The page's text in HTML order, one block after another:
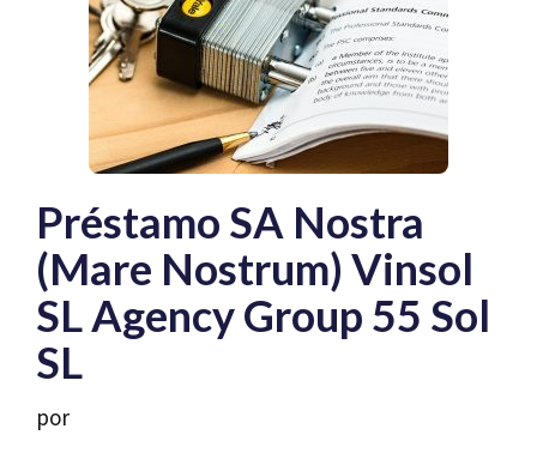
Préstamo SA Nostra
(Mare Nostrum) Vinsol
SL Agency Group 55 Sol
SL
por